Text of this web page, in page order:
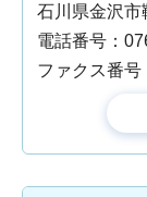
石川県金沢市
電話番号：
ファクス番